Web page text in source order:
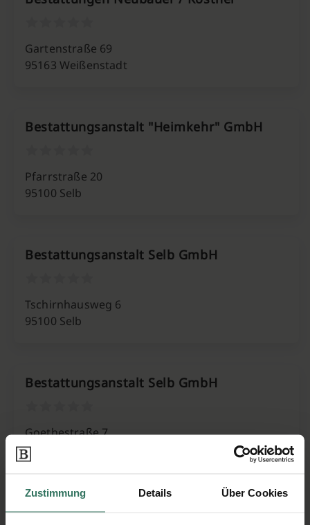
Zustimmung Details Über Cookies
Gartenstraße 69
95163 Weißenstadt
Bestattungsanstalt "Heimkehr" GmbH
Pfarrstraße 20
95100 Selb
Bestattungsanstalt Selb GmbH
Tschirnhausweg 6
95100 Selb
Bestattungsanstalt Selb GmbH
Goethestraße 7
95615 Marktredwitz
Dienstleistungen Bestattungen SB GBR